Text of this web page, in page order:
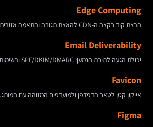
Edge Computing
הרצת קוד בקצה ה-CDN להאצת תגובה והתאמה אזורית.
Email Deliverability
יכולת הגעה לתיבת הנמען: SPF/DKIM/DMARC ורשימות נקיות.
Favicon
אייקון קטן לטאב הדפדפן ולמועדפים המזוהה עם המותג.
Figma